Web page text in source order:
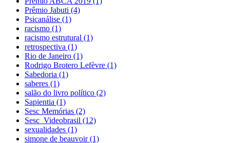
Prêmio Jabuti (4)
Psicanálise (1)
racismo (1)
racismo estrutural (1)
retrospectiva (1)
Rio de Janeiro (1)
Rodrigo Brotero Lefèvre (1)
Sabedoria (1)
saberes (1)
salão do livro político (2)
Sapientia (1)
Sesc Memórias (2)
Sesc_Videobrasil (12)
sexualidades (1)
simone de beauvoir (1)